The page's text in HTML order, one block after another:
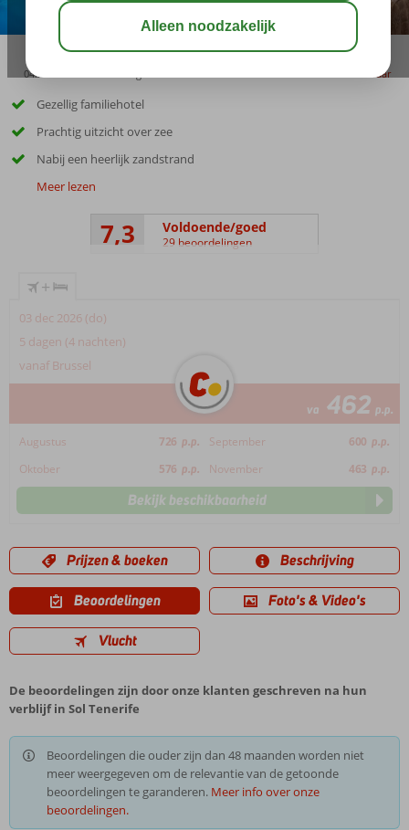
04:20 bewaar
Gezellig familiehotel
Prachtig uitzicht over zee
Nabij een heerlijk zandstrand
Meer lezen
7,3 Voldoende/goed
29 beoordelingen
+
03 dec 2026 (do)
5 dagen (4 nachten)
vanaf Brussel
va 462 p.p.
Augustus 726 p.p. September 600 p.p.
Oktober
576 p.p. November 463 p.p.
Bekijk beschikbaarheid
Prijzen & boeken Beschrijving
Beoordelingen Foto's & Video's
Vlucht
De beoordelingen zijn door onze klanten geschreven na hun
verblijf in Sol Tenerife
Beoordelingen die ouder zijn dan 48 maanden worden niet
meer weergegeven om de relevantie van de getoonde
beoordelingen te garanderen. Meer info over onze
beoordelingen.